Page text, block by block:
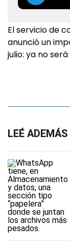
El servicio de
anunció un
julio: ya no
LEÉ ADEMÁS